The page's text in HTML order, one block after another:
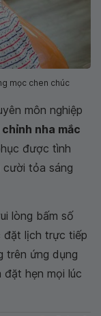
mọc chen chúc
môn nghiệp
chỉnh nha mắc
được tình
cười tỏa sáng
lòng bấm số
đặt lịch trực tiếp
trên ứng dụng
hẹn mọi lúc